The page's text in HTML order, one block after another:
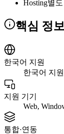
Hosting별도
핵심 정
한국어 지원
한국어 지원
지원 기기
Web,
통합·연동